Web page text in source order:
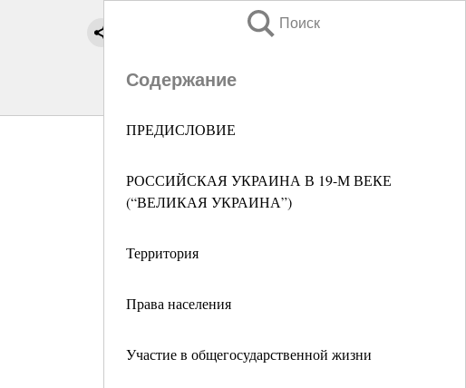
Поиск
Содержание
ПРЕДИСЛОВИЕ
РОССИЙСКАЯ УКРАИНА В 19-М ВЕКЕ
(“ВЕЛИКАЯ УКРАИНА”)
Территория
Права населения
Участие в общегосударственной жизни